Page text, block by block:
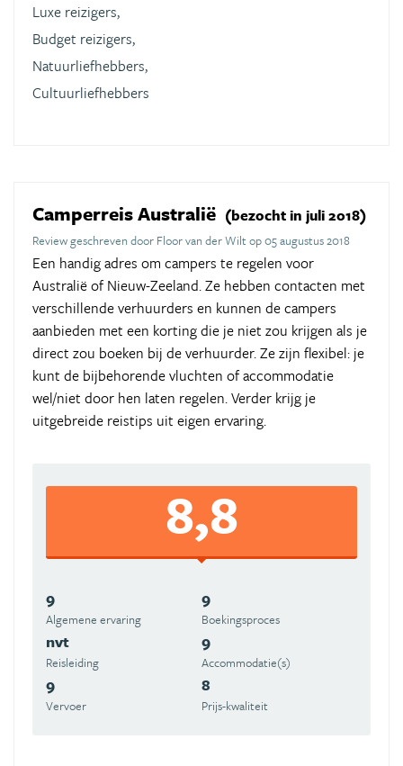
Luxe reizigers,
Budget reizigers,
Natuurliefhebbers,
Cultuurliefhebbers
Camperreis Australië (bezocht in juli 2018)
Review geschreven door Floor van der Wilt op 05 augustus 2018
Een handig adres om campers te regelen voor
Australië of Nieuw-Zeeland. Ze hebben contacten met
verschillende verhuurders en kunnen de campers
aanbieden met een korting die je niet zou krijgen als je
direct zou boeken bij de verhuurder. Ze zijn flexibel: je
kunt de bijbehorende vluchten of accommodatie
wel/niet door hen laten regelen. Verder krijg je
uitgebreide reistips uit eigen ervaring.
8,8
9
Algemene ervaring
9
Boekingsproces
nvt
Reisleiding
9
Accommodatie(s)
9
Vervoer
8
Prijs-kwaliteit